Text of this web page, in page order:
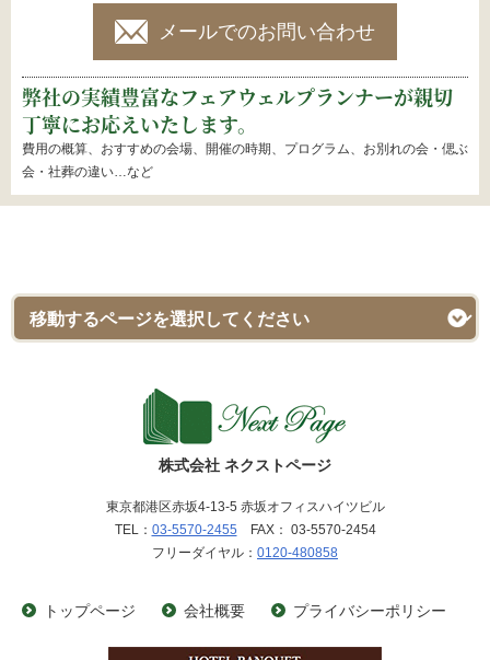
メールでのお問い合わせ
弊社の実績豊富なフェアウェルプランナーが親切
丁寧にお応えいたします。
費用の概算、おすすめの会場、開催の時期、プログラム、お別れの会・偲ぶ
会・社葬の違い…など
株式会社 ネクストページ
東京都港区赤坂4-13-5 赤坂オフィスハイツビル
TEL： 03-5570-2455 FAX： 03-5570-2454
フリーダイヤル： 0120-480858
トップページ 会社概要 プライバシーポリシー